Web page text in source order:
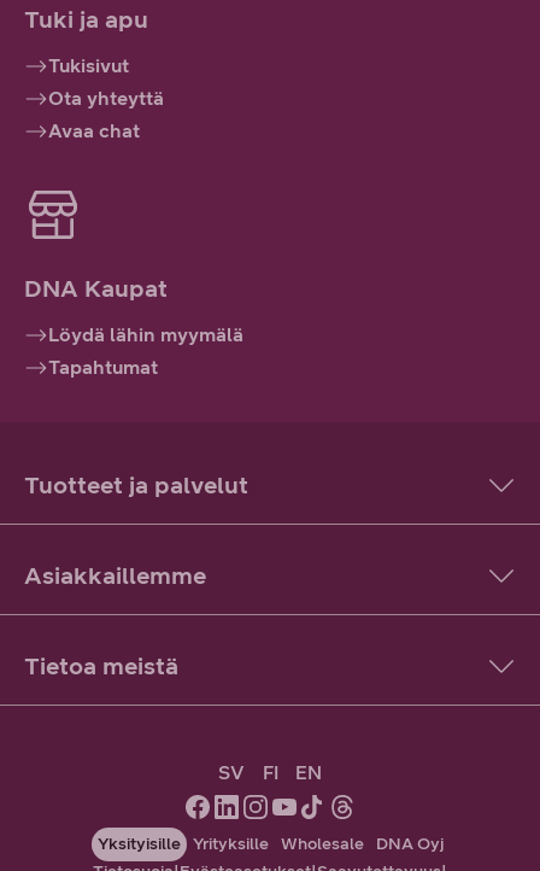
Tuki ja apu
Tukisivut
Ota yhteyttä
Avaa chat
DNA Kaupat
Löydä lähin myymälä
Tapahtumat
Tuotteet ja palvelut
Asiakkaillemme
Tietoa meistä
SV FI EN
Yksityisille Yrityksille Wholesale
DNA Oyj